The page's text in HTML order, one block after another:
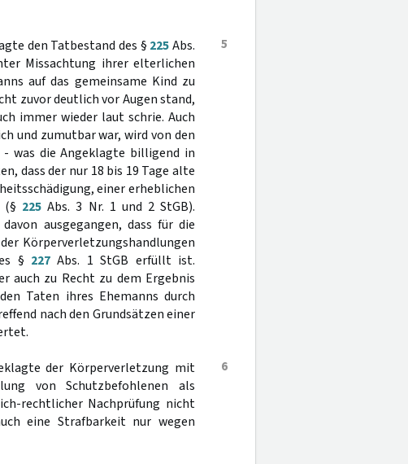
5
den Tatbestand des § 225Abs.
Missachtung ihrer elterlichen
auf das gemeinsame Kind zu
zuvor deutlich vor Augen stand,
immer wieder laut schrie. Auch
und zumutbar war, wird von den
- was die Angeklagte billigend in
dass der nur 18 bis 19 Tage alte
einer erheblichen
(§ 225 Abs. 3 Nr. 1 und 2 StGB).
ausgegangen, dass für die
Körperverletzungshandlungen
§ 227 Abs. 1 StGB erfüllt ist.
auch zu Recht zu dem Ergebnis
Taten ihres Ehemanns durch
nach den Grundsätzen einer
6
der Körperverletzung mit
von Schutzbefohlenen als
rechtlicher Nachprüfung nicht
eine Strafbarkeit nur wegen